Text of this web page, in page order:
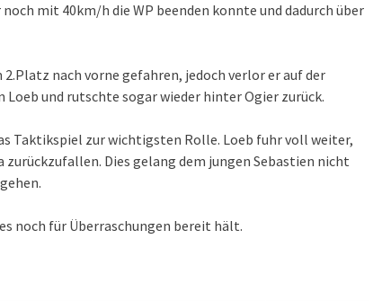
mit 40km/h die WP beenden konnte und dadurch über
nach vorne gefahren, jedoch verlor er auf der
und rutschte sogar wieder hinter Ogier zurück.
Taktikspiel zur wichtigsten Rolle. Loeb fuhr voll weiter,
Dies gelang dem jungen Sebastien nicht
noch für Überraschungen bereit hält.